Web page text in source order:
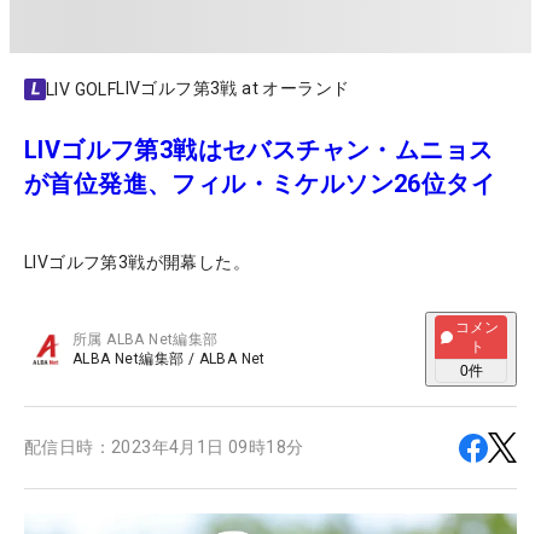
LIV GOLFLIVゴルフ第3戦 at オーランド
LIVゴルフ第3戦はセバスチャン・ムニョス
が首位発進、フィル・ミケルソン26位タイ
LIVゴルフ第3戦が開幕した。
所属ALBA Net編集部
ALBA Net編集部 / ALBA Net
コメン
ト
0件
配信日時： 2023年4月1日 09時18分